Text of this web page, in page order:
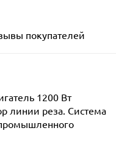
покупателей
1200 Вт
линии реза. Система